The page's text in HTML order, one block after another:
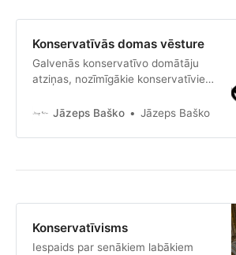
Konservatīvās domas vēsture
Galvenās konservatīvo domātāju
atziņas, nozīmīgākie konservatīvie
artikulētāji.
Jāzeps Baško Jāzeps Baško
Konservatīvisms
Iespaids par senākiem labākiem